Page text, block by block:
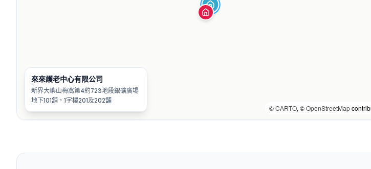
©CARTO, ©OpenStreetMap
來來護老中心有限公司
新界大嶼山梅窩第4約723地段銀礦廣場
地下101舖，1字樓201及202舖